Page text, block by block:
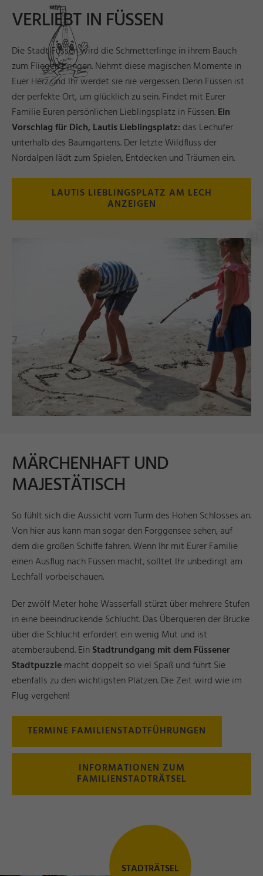
VERLIEBT IN FÜSSEN
Die Stadt Füssen wird die Schmetterlinge in ihrem Bauch
zum Fliegen bringen. Nehmt diese magischen Momente in
Euer Herz und Ihr werdet sie nie vergessen. Denn Füssen ist
der perfekte Ort, um glücklich zu sein. Findet mit Eurer
Familie Euren persönlichen Lieblingsplatz in Füssen.Ein
Vorschlag für Dich, Lautis Lieblingsplatz: das Lechufer
unterhalb des Baumgartens. Der letzte Wildfluss der
Nordalpen lädt zum Spielen, Entdecken und Träumen ein.
LAUTIS LIEBLINGSPLATZ AM LECH
ANZEIGEN
©
M
c
O
e
d
e
P
h
o
t
r
a
p
h
MÄRCHENHAFT UND
MAJESTÄTISCH
So fühlt sich die Aussicht vom Turm des Hohen Schlosses an.
Von hier aus kann man sogar den Forggensee sehen, auf
dem die großen Schiffe fahren. Wenn Ihr mit Eurer Familie
einen Ausflug nach Füssen macht, solltet Ihr unbedingt am
Lechfall vorbeischauen.
Der zwölf Meter hohe Wasserfall stürzt über mehrere Stufen
in eine beeindruckende Schlucht. Das Überqueren der Brücke
über die Schlucht erfordert ein wenig Mut und ist
atemberaubend. EinStadtrundgang mit dem Füssener
Stadtpuzzlemacht doppelt so viel Spaß und führt Sie
ebenfalls zu den wichtigsten Plätzen. Die Zeit wird wie im
Flug vergehen!
TERMINE FAMILIENSTADTFÜHRUNGEN
INFORMATIONEN ZUM
FAMILIENSTADTRÄTSEL
STADTRÄTSEL
z